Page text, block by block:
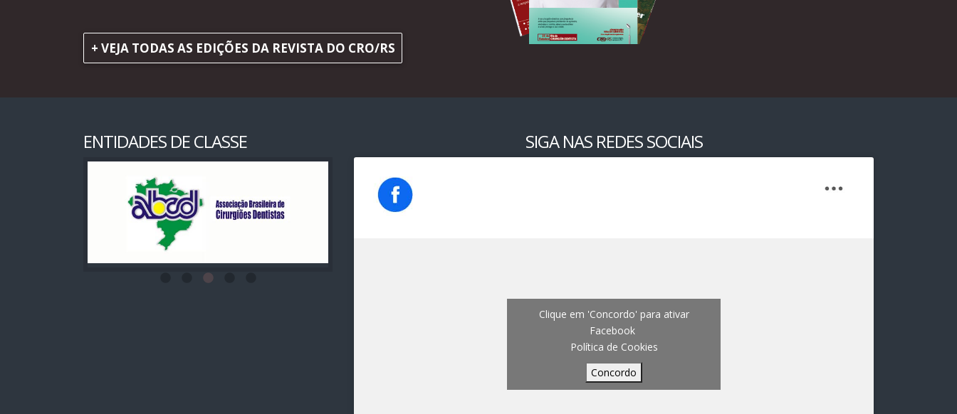
+ VEJA TODAS AS EDIÇÕES DA REVISTA DO CRO/RS
ENTIDADES DE CLASSE SIGA NAS REDES SOCIAIS
Clique em 'Concordo' para ativar
Facebook
Política de Cookies
Concordo